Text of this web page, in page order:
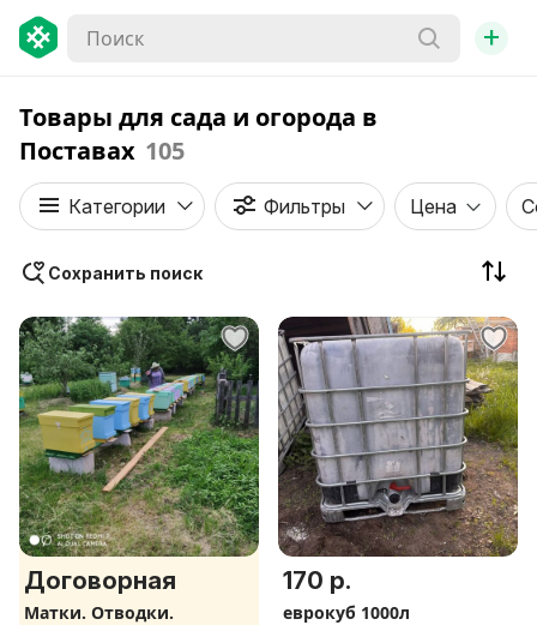
+
Товары для сада и огорода в
Поставах 105
Категории Фильтры Цена
Сохранить поиск
Договорная
Матки. Отводки.
170 р.
еврокуб 1000л